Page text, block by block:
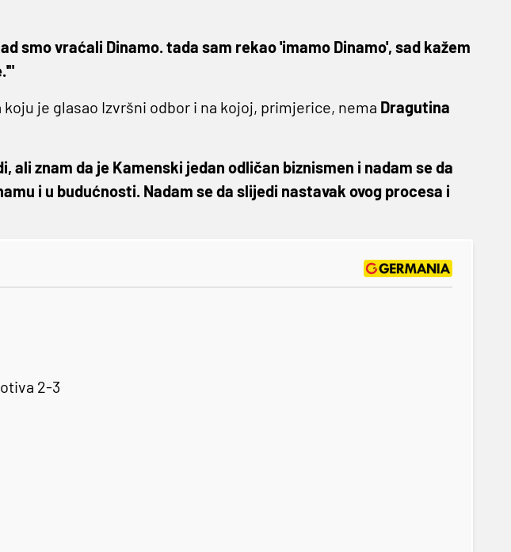
smo vraćali Dinamo. tada sam rekao 'imamo Dinamo', sad kažem
je glasao Izvršni odbor i na kojoj, primjerice, nema Dragutina
ali znam da je Kamenski jedan odličan biznismen i nadam se da
i u budućnosti. Nadam se da slijedi nastavak ovog procesa i
2-3